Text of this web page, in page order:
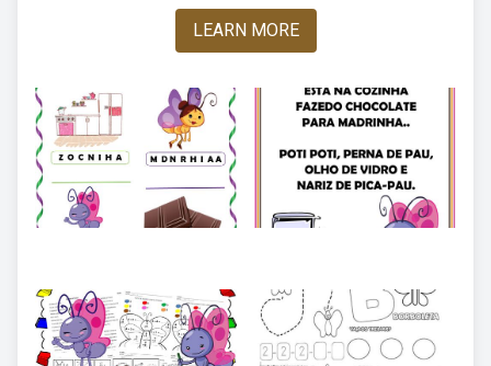
LEARN MORE